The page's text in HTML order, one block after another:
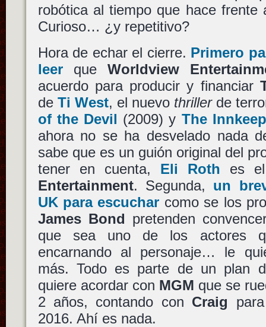
robótica al tiempo que hace frente
Curioso… ¿y repetitivo?
Hora de echar el cierre. Primero
leerque Worldview
acuerdo para producir y financiar
de Ti West, el nuevo thrillerde
of the Devil (2009) y The
ahora no se ha desvelado nada
sabe que es un guión original del
tener en cuenta, Eli Roth es
Entertainment. Segunda, un
UK para escuchar como se los
James Bond pretenden
que sea uno de los actores
encarnando al personaje… le
más. Todo es parte de un plan
quiere acordar con MGM que se
2 años, contando con Craig
2016. Ahí es nada.